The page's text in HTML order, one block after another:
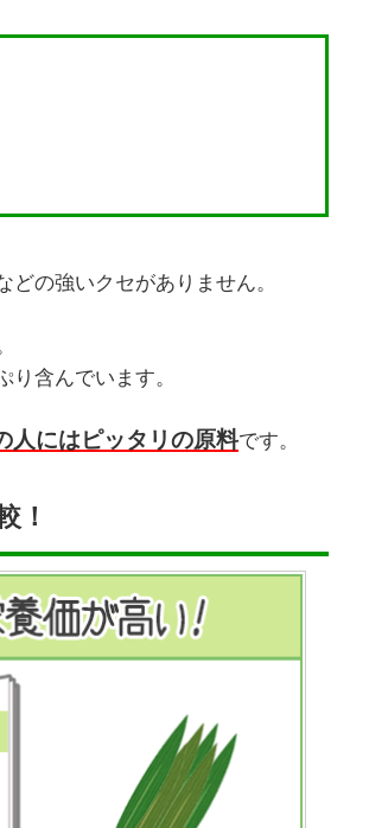
の強いクセがありません。
含んでいます。
人にはピッタリの原料です。
！